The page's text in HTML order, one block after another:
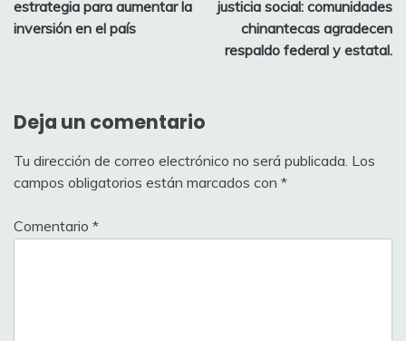
entradas
estrategia para aumentar la
inversión en el país
justicia social: comunidades
chinantecas agradecen
respaldo federal y estatal.
Deja un comentario
Tu dirección de correo electrónico no será publicada. Los
campos obligatorios están marcados con *
Comentario *